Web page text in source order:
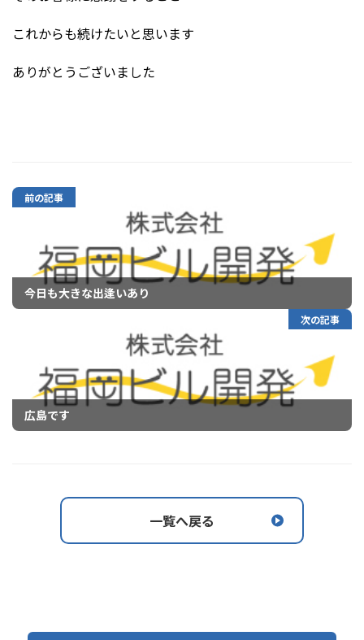
これからも続けたいと思います
ありがとうございました
前の記事
今日も大きな出逢いあり
次の記事
広島です
一覧へ戻る